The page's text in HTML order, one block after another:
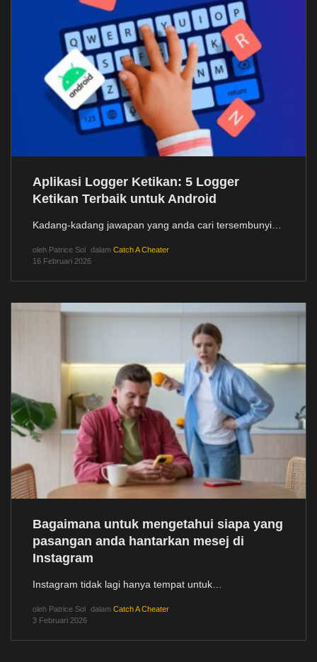
Aplikasi Logger Ketikan: 5 Logger
Ketikan Terbaik untuk Android
Kadang-kadang jawapan yang anda cari tersembunyi…
oleh Patrice Sol dalam Catch A Cheater
16 Februari 2026
Bagaimana untuk mengetahui siapa yang
pasangan anda hantarkan mesej di
Instagram
Instagram tidak lagi hanya tempat untuk…
oleh Patrice Sol dalam Catch A Cheater
3 Februari 2026